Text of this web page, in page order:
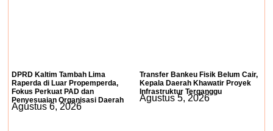
DPRD Kaltim Tambah Lima
Raperda di Luar Propemperda,
Fokus Perkuat PAD dan
Penyesuaian Organisasi Daerah
Agustus 6, 2026
Transfer Bankeu Fisik Belum Cair,
Kepala Daerah Khawatir Proyek
Infrastruktur Terganggu
Agustus 5, 2026